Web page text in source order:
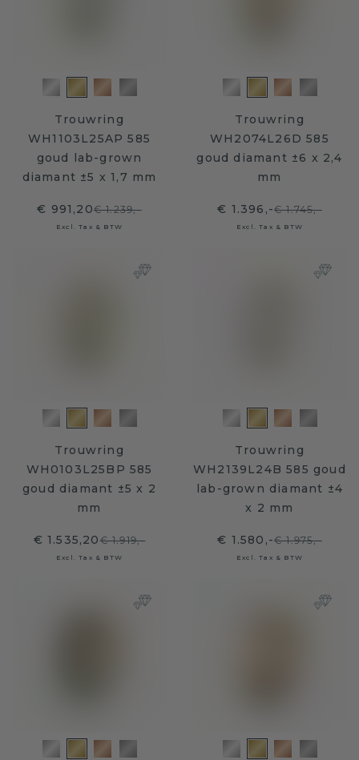
Trouwring
WH1103L25AP 585
goud lab-grown
diamant ±5 x 1,7 mm
€ 991,20€ 1.239,-
Excl. Tax & BTW
Trouwring
WH2074L26D 585
goud diamant ±6 x 2,4
mm
€ 1.396,-€ 1.745,-
Excl. Tax & BTW
Trouwring
WH0103L25BP 585
goud diamant ±5 x 2
mm
€ 1.535,20€ 1.919,-
Excl. Tax & BTW
Trouwring
WH2139L24B 585 goud
lab-grown diamant ±4
x 2 mm
€ 1.580,-€ 1.975,-
Excl. Tax & BTW